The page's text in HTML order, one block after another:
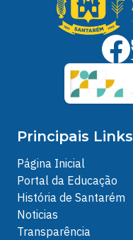
Principais Links
Página Inicial
Portal da Educação
História de Santarém
Noticias
Transparência